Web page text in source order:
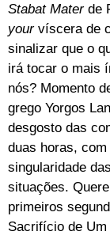
Stabat Materde
yourvíscera de
sinalizar que o
irá tocar o mais
nós? Momento
grego Yorgos
desgosto das
duas horas,
singularidade
situações.
primeiros
Sacrifício de